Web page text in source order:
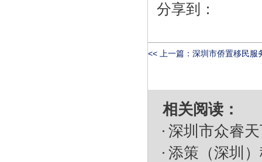
分享到：
<< 上一篇： 深圳市侨置移民服
相关阅读：
深圳市众睿
添策（深圳